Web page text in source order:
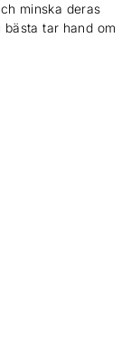
minska deras
tar hand om